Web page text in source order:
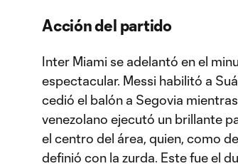
Acción del partido
Inter Miami se adelantó en el
espectacular. Messi habilitó a
cedió el balón a Segovia
venezolano ejecutó un brillante
el centro del área, quien, como
definió con la zurda. Este fue el